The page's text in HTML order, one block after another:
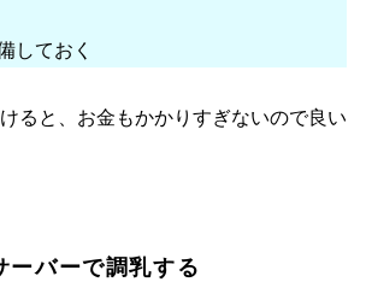
しておく
ると、お金もかかりすぎないので良い
ーバーで調乳する